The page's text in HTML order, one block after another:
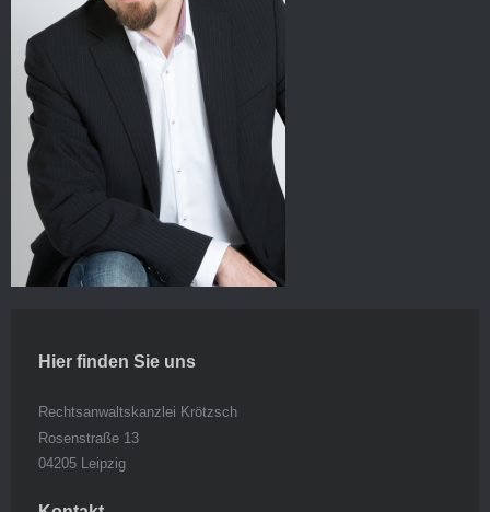
Hier finden Sie uns
Rechtsanwaltskanzlei Krötzsch
Rosenstraße 13
04205 Leipzig